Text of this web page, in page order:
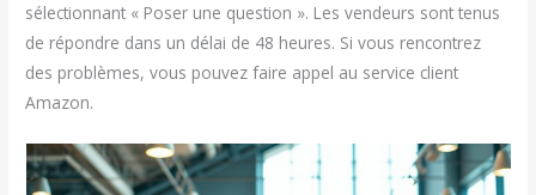
sélectionnant « Poser une question ». Les vendeurs sont tenus
de répondre dans un délai de 48 heures. Si vous rencontrez
des problèmes, vous pouvez faire appel au service client
Amazon.